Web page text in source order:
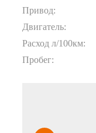
Привод:
Двигатель:
Расход л/100км:
Пробег: